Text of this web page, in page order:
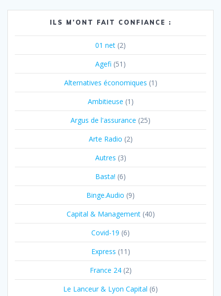
ILS M’ONT FAIT CONFIANCE :
01 net (2)
Agefi (51)
Alternatives économiques (1)
Ambitieuse (1)
Argus de l'assurance (25)
Arte Radio (2)
Autres (3)
Basta! (6)
Binge.Audio (9)
Capital & Management(40)
Covid-19 (6)
Express (11)
France 24(2)
Le Lanceur & Lyon Capital (6)